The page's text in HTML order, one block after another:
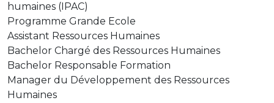
humaines (IPAC)
Programme Grande Ecole
Assistant Ressources Humaines
Bachelor Chargé des Ressources Humaines
Bachelor Responsable Formation
Manager du Développement des Ressources
Humaines